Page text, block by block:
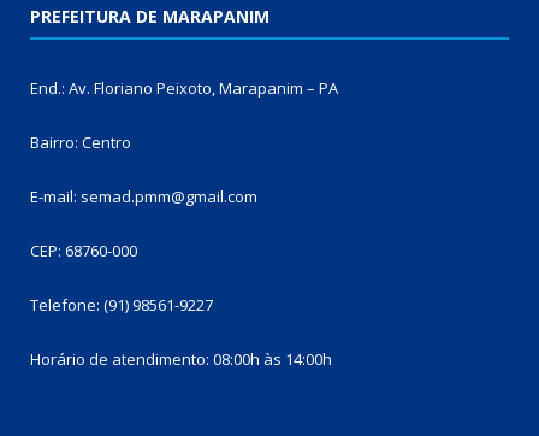
PREFEITURA DE MARAPANIM
End.: Av. Floriano Peixoto, Marapanim – PA
Bairro: Centro
E-mail: semad.pmm@gmail.com
CEP: 68760-000
Telefone: (91) 98561-9227
Horário de atendimento: 08:00h às 14:00h